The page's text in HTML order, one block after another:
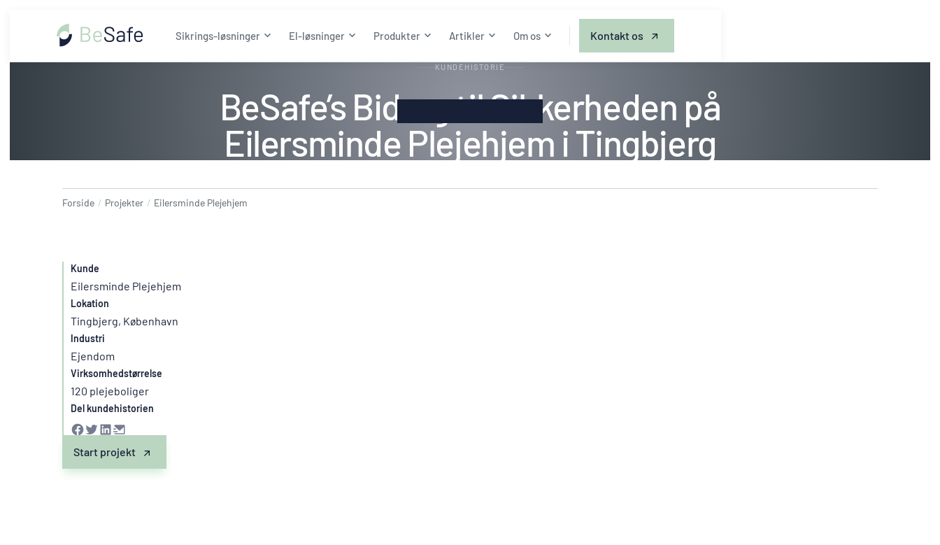
Sikrings-løsninger El-løsninger Produkter Artikler Om os Kontakt os
KUNDEHISTORIE
BeSafe’s Bidrag til Sikkerheden på
Eilersminde Plejehjem i Tingbjerg
Forside / Projekter / Eilersminde Plejehjem
Kunde
Eilersminde Plejehjem
Lokation
Tingbjerg, København
Industri
Ejendom
Virksomhedstørrelse
120 plejeboliger
Del kundehistorien
Start projekt